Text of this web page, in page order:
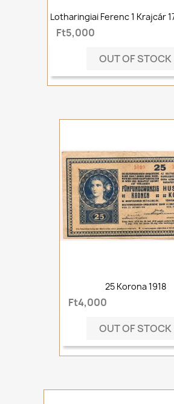
Lotharingiai Ferenc 1 Krajcár
Ft5,000
OUT OF STOCK
25 Korona 1918
Ft4,000
OUT OF STOCK